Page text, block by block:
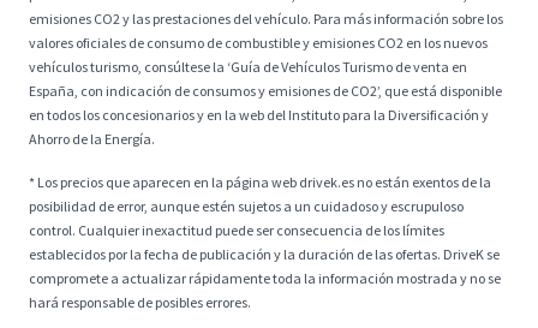
emisiones CO2 y las prestaciones del vehículo. Para más información sobre los
valores oficiales de consumo de combustible y emisiones CO2 en los nuevos
vehículos turismo, consúltese la ‘Guía de Vehículos Turismo de venta en
España, con indicación de consumos y emisiones de CO2’, que está disponible
en todos los concesionarios y en la web del Instituto para la Diversificación y
Ahorro de la Energía.
* Los precios que aparecen en la página web drivek.es no están exentos de la
posibilidad de error, aunque estén sujetos a un cuidadoso y escrupuloso
control. Cualquier inexactitud puede ser consecuencia de los límites
establecidos por la fecha de publicación y la duración de las ofertas. DriveK se
compromete a actualizar rápidamente toda la información mostrada y no se
hará responsable de posibles errores.